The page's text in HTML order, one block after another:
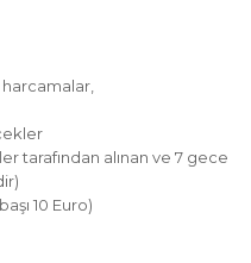
tarafından alınan ve 7 gece
10 Euro)